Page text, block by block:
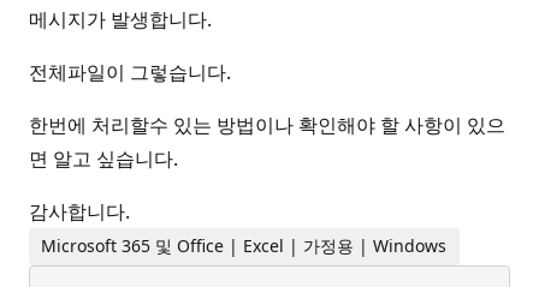
메시지가 발생합니다.
전체파일이 그렇습니다.
한번에 처리할수 있는 방법이나 확인해야 할 사항이 있으
면 알고 싶습니다.
감사합니다.
Microsoft 365 및 Office | Excel | 가정용 | Windows